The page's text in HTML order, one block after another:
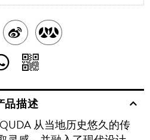
分
享
WEIBO
分
分
享
至
WHATSAPP
享
维
品描述
从当地历史悠久的传